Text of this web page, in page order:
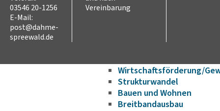
SchülerInnen
Jugend
Wirtschaftsförderung/
Strukturwandel
Bauen und Wohnen
Breitbandausbau
03546 20-1256
E-Mail:
post@dahme-
spreewald.de
Vereinbarung